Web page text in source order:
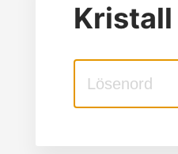
Kristall